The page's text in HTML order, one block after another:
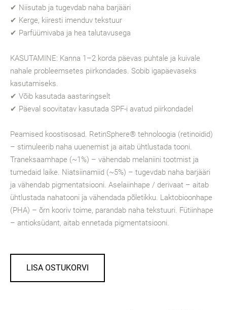
✔ Niisutab ja tugevdab naha barjääri
✔ Kerge, kiiresti imenduv tekstuur
✔ Parfüümivaba ja hea talutavusega
KASUTAMINE: Kanna 1–2 korda päevas puhtale ja kuivale
nahale probleemsetes piirkondades. Sobib igapäevaseks
kasutamiseks.
✔ Võib kasutada aastaringselt
✔ Päeval soovitatav kasutada SPF-i avatud piirkondadel
Peamised koostisosad. RetinSphere® tehnoloogia (retinoidid)
– stimuleerib naha uuenemist ja aitab ühtlustada tooni.
Traneksaamhape (~1%) – vähendab melaniini tootmist ja
tumedaid laike. Niatsiinamiid (~5%) – tugevdab naha barjääri
ja vähendab pigmentatsiooni. Aselaiinhape / derivaat – aitab
ühtlustada nahatooni ja vähendada põletikku. Laktobioonhape
(PHA) – õrn kooriv toime, parandab naha tekstuuri. Fütiinhape
– antioksüdant, aitab ennetada pigmentatsiooni.
LISA OSTUKORVI